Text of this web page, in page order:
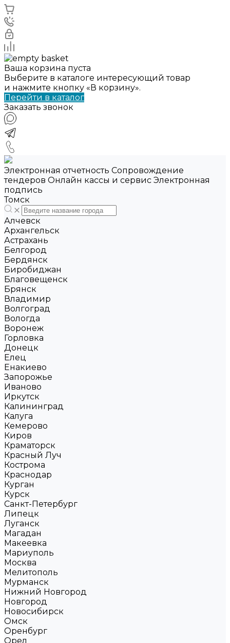
Ваша корзина пуста
Выберите в каталоге интересующий товар
и нажмите кнопку «В корзину».
Перейти в каталог
Заказать звонок
Электронная отчетность Сопровождение
тендеров Онлайн кассы и сервис Электронная
подпись
Томск
Алчевск
Архангельск
Астрахань
Белгород
Бердянск
Биробиджан
Благовещенск
Брянск
Владимир
Волгоград
Вологда
Воронеж
Горловка
Донецк
Елец
Енакиево
Запорожье
Иваново
Иркутск
Калининград
Калуга
Кемерово
Киров
Краматорск
Красный Луч
Кострома
Краснодар
Курган
Курск
Санкт-Петербург
Липецк
Луганск
Магадан
Макеевка
Мариуполь
Москва
Мелитополь
Мурманск
Нижний Новгород
Новгород
Новосибирск
Омск
Оренбург
Орел